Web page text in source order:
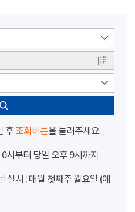
후 조회버튼을 눌러주세요.
시부터 당일 오후 9시까지
실시 : 매월 첫째주 월요일 (예